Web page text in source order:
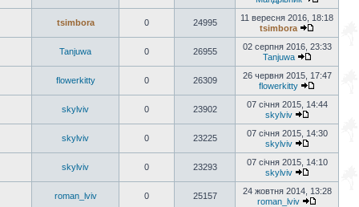
tsimbora 0 24995
11 вересня 2016, 18:18
tsimbora
Tanjuwa 0 26955
02 серпня 2016, 23:33
Tanjuwa
flowerkitty 0 26309
26 червня 2015, 17:47
flowerkitty
skylviv 0 23902
07 січня 2015, 14:44
skylviv
skylviv 0 23225
07 січня 2015, 14:30
skylviv
skylviv 0 23293
07 січня 2015, 14:10
skylviv
roman_lviv 0 25157
24 жовтня 2014, 13:28
roman_lviv